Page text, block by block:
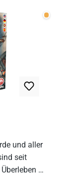
Wenige
und aller
seit
zu